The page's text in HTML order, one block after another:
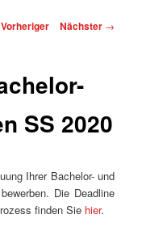
Vorheriger Nächster →
SS 2020
Ihrer Bachelor- und
Die Deadline
finden Sie hier.